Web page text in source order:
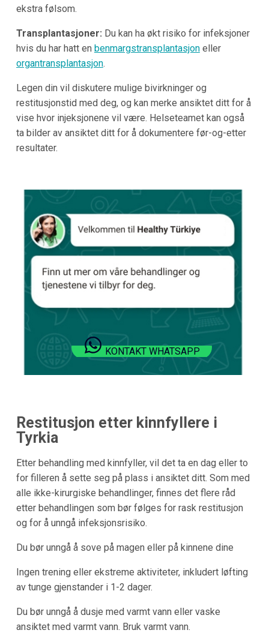
ekstra følsom.
Transplantasjoner: Du kan ha økt risiko for infeksjoner
hvis du har hatt en benmargstransplantasjoneller
organtransplantasjon.
Legen din vil diskutere mulige bivirkninger og
restitusjonstid med deg, og kan merke ansiktet ditt for å
vise hvor injeksjonene vil være. Helseteamet kan også
ta bilder av ansiktet ditt for å dokumentere før-og-etter
resultater.
KONTAKT WHATSAPP
Restitusjon etter kinnfyllere i
Tyrkia
Etter behandling med kinnfyller, vil det ta en dag eller to
for filleren å sette seg på plass i ansiktet ditt. Som med
alle ikke-kirurgiske behandlinger, finnes det flere råd
etter behandlingen som bør følges for rask restitusjon
og for å unngå infeksjonsrisiko.
Du bør unngå å sove på magen eller på kinnene dine
Ingen trening eller ekstreme aktiviteter, inkludert løfting
av tunge gjenstander i 1-2 dager.
Du bør unngå å dusje med varmt vann eller vaske
ansiktet med varmt vann. Bruk varmt vann.